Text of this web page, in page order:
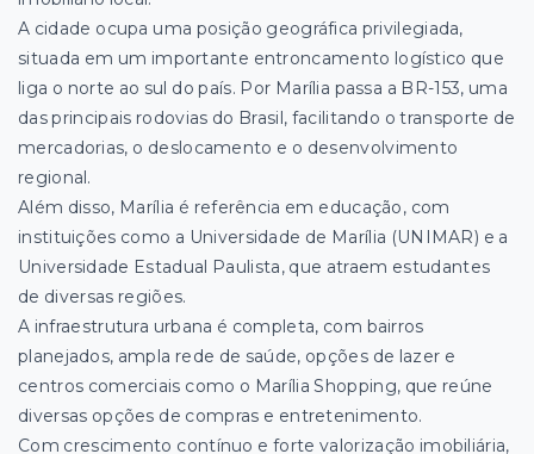
A cidade ocupa uma posição geográfica privilegiada,
situada em um importante entroncamento logístico que
liga o norte ao sul do país. Por Marília passa a BR-153, uma
das principais rodovias do Brasil, facilitando o transporte de
mercadorias, o deslocamento e o desenvolvimento
regional.
Além disso, Marília é referência em educação, com
instituições como a Universidade de Marília (UNIMAR) e a
Universidade Estadual Paulista, que atraem estudantes
de diversas regiões.
A infraestrutura urbana é completa, com bairros
planejados, ampla rede de saúde, opções de lazer e
centros comerciais como o Marília Shopping, que reúne
diversas opções de compras e entretenimento.
Com crescimento contínuo e forte valorização imobiliária,